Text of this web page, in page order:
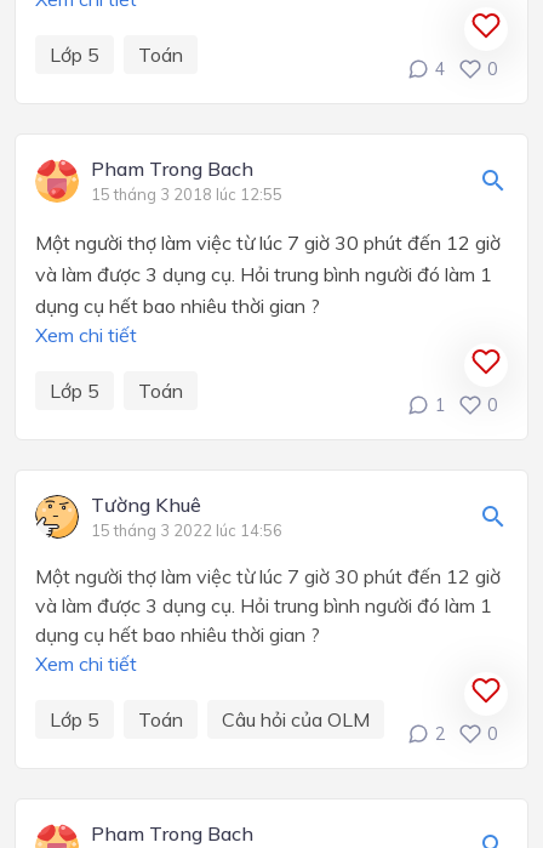
Lớp 5 Toán
4 0
Pham Trong Bach
15 tháng 3 2018 lúc 12:55
Một người thợ làm việc từ lúc 7 giờ 30 phút đến 12 giờ
và làm được 3 dụng cụ. Hỏi trung bình người đó làm 1
dụng cụ hết bao nhiêu thời gian ?
Xem chi tiết
Lớp 5 Toán
1 0
Tường Khuê
15 tháng 3 2022 lúc 14:56
Một người thợ làm việc từ lúc 7 giờ 30 phút đến 12 giờ
và làm được 3 dụng cụ. Hỏi trung bình người đó làm 1
dụng cụ hết bao nhiêu thời gian ?
Xem chi tiết
Lớp 5 Toán Câu hỏi của OLM
2 0
Pham Trong Bach